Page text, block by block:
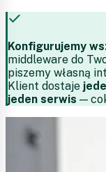
Konfigurujemy
middleware do
piszemy własną
Klient dostaje
jeden serwis —